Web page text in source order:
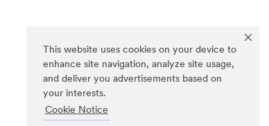
This website uses cookies on your device to
enhance site navigation, analyze site usage,
and deliver you advertisements based on
your interests.
Cookie Notice